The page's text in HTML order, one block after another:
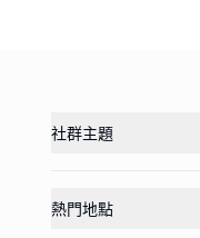
社群主題
熱門地點